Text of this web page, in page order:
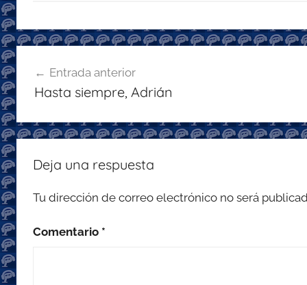
er e
b
o
o
s
A
p
p
gr
a
l
de
Entrada anterior
Hasta siempre, Adrián
Deja una respuesta
Tu dirección de correo electrónico no será
Comentario *